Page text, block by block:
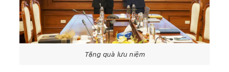
Tặng quà lưu niệm